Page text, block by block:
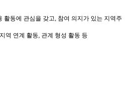
활동에 관심을 갖고, 참여 의지가 있는 지역주
역 연계 활동, 관계 형성 활동 등